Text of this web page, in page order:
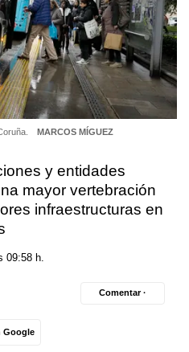
MARCOS MÍGUEZ
y entidades
mayor vertebración
infraestructuras en
09:58 h.
Google
Comentar ·